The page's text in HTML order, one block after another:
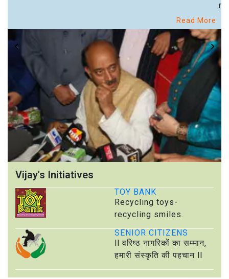
Read More
Vijay's Initiatives
TOY BANK
Recycling toys-
recycling smiles.
SENIOR CITIZENS
ll वरिष्ठ नागरिकों का सम्मान,
हमारी संस्कृति की पहचान ll